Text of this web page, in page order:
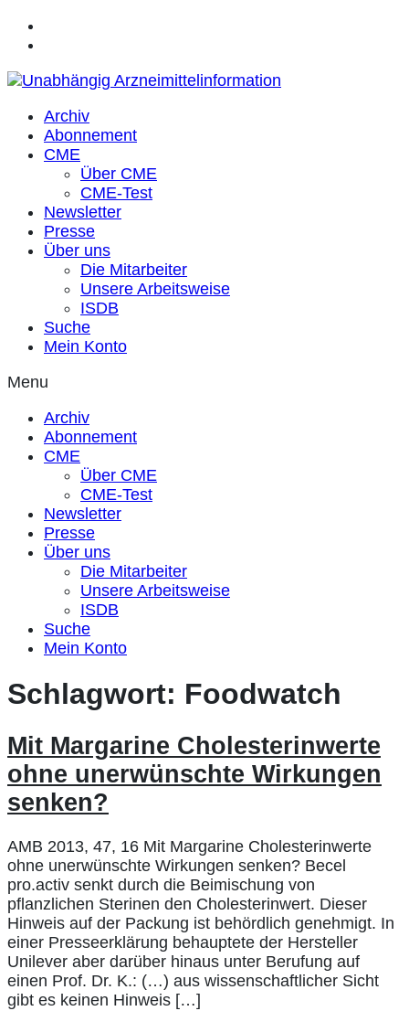
Archiv
Abonnement
CME
Über CME
CME-Test
Newsletter
Presse
Über uns
Die Mitarbeiter
Unsere Arbeitsweise
ISDB
Suche
Mein Konto
Menu
Archiv
Abonnement
CME
Über CME
CME-Test
Newsletter
Presse
Über uns
Die Mitarbeiter
Unsere Arbeitsweise
ISDB
Suche
Mein Konto
Schlagwort: Foodwatch
Mit Margarine Cholesterinwerte
ohne unerwünschte Wirkungen
senken?
AMB 2013, 47, 16 Mit Margarine Cholesterinwerte
ohne unerwünschte Wirkungen senken? Becel
pro.activ senkt durch die Beimischung von
pflanzlichen Sterinen den Cholesterinwert. Dieser
Hinweis auf der Packung ist behördlich genehmigt. In
einer Presseerklärung behauptete der Hersteller
Unilever aber darüber hinaus unter Berufung auf
einen Prof. Dr. K.: (…) aus wissenschaftlicher Sicht
gibt es keinen Hinweis […]